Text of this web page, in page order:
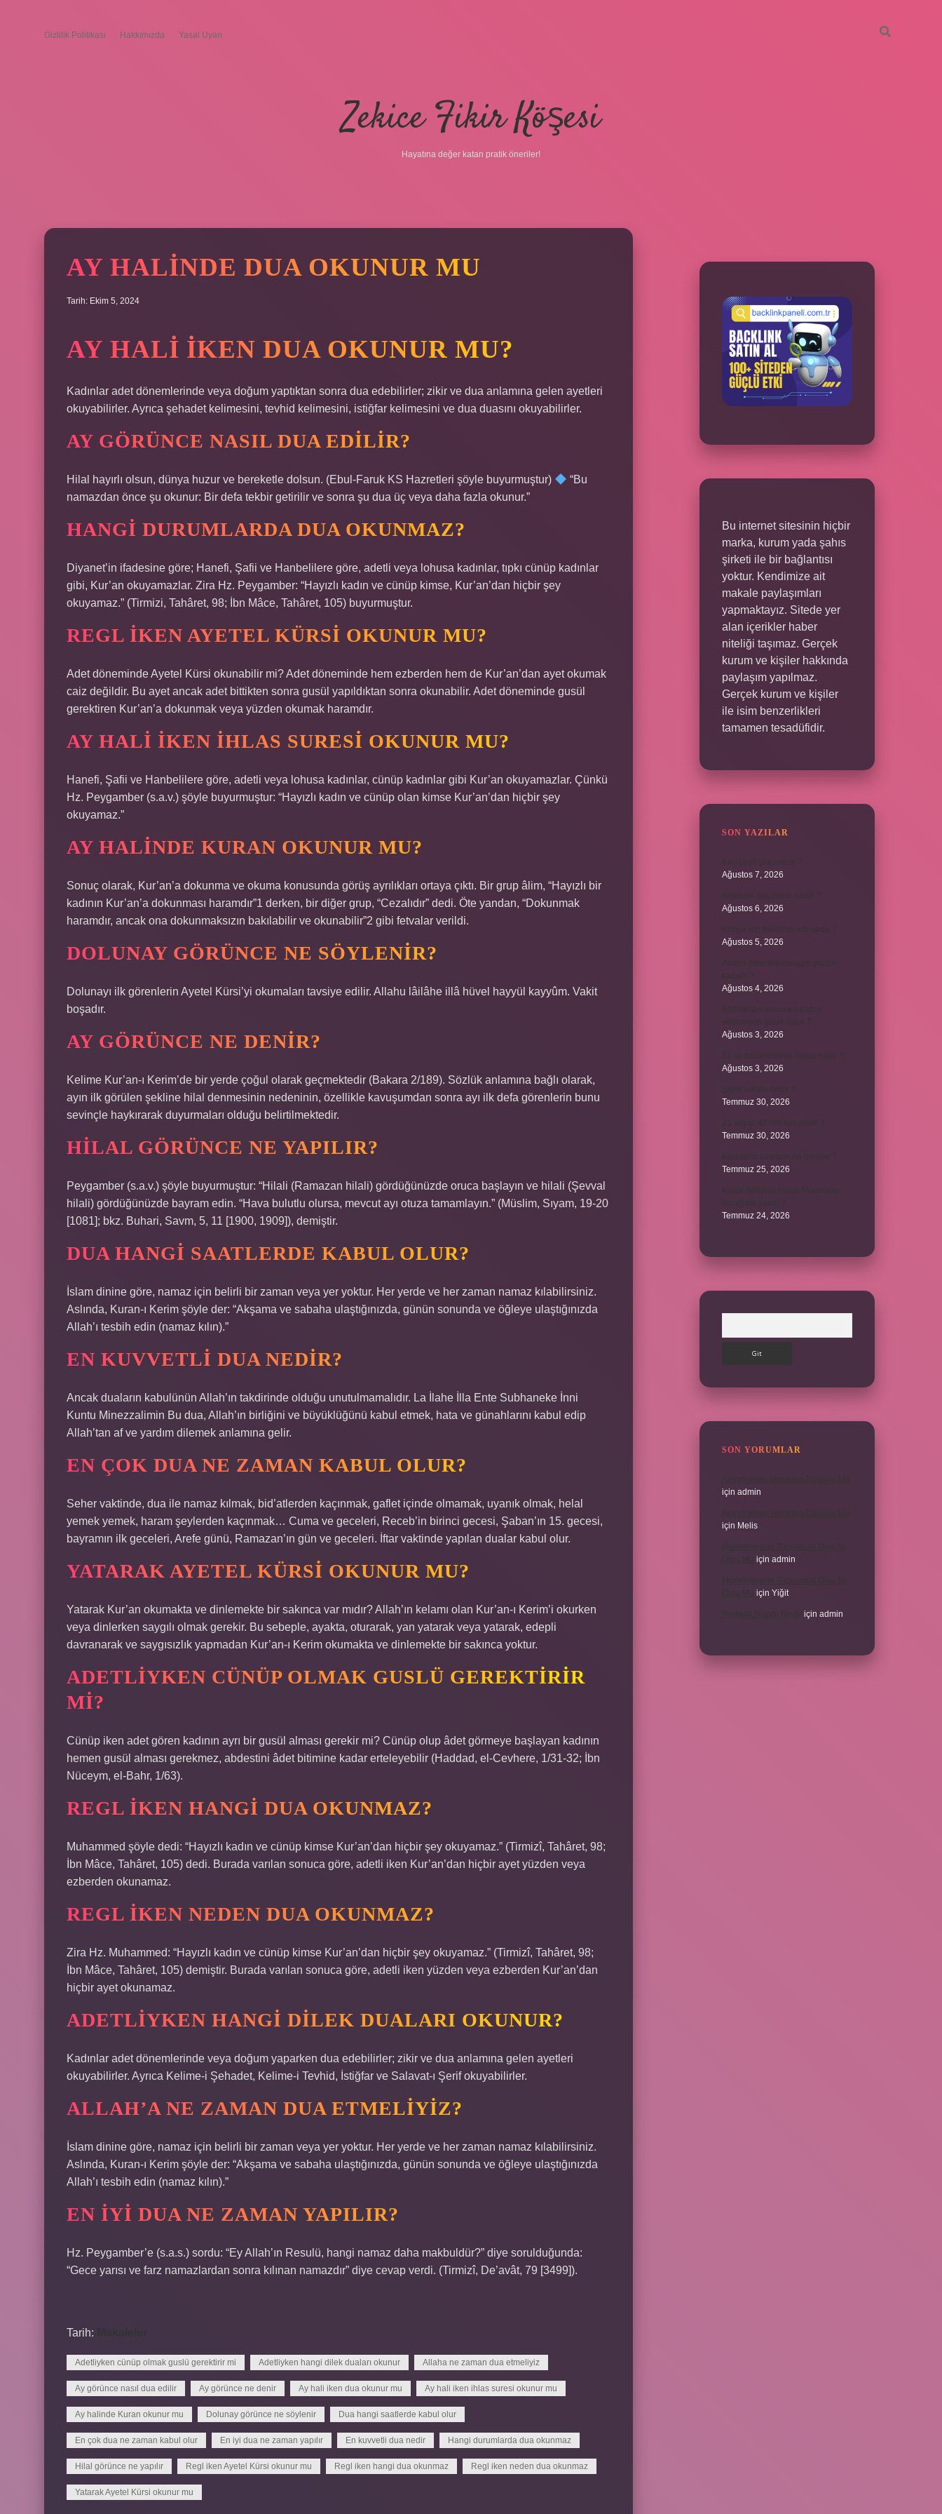
Gizlilik Politikası Hakkımızda Yasal Uyarı
Zekice Fikir Köşesi
Hayatına değer katan pratik öneriler!
AY HALINDE DUA OKUNUR MU
Tarih: Ekim 5, 2024
AY HALI IKEN DUA OKUNUR MU?
Kadınlar adet dönemlerinde veya doğum yaptıktan sonra dua edebilirler; zikir ve dua anlamına gelen ayetleri
okuyabilirler. Ayrıca şehadet kelimesini, tevhid kelimesini, istiğfar kelimesini ve dua duasını okuyabilirler.
AY GÖRÜNCE NASIL DUA EDILIR?
Hilal hayırlı olsun, dünya huzur ve bereketle dolsun. (Ebul-Faruk KS Hazretleri şöyle buyurmuştur)
“Bu
namazdan önce şu okunur: Bir defa tekbir getirilir ve sonra şu dua üç veya daha fazla okunur.”
HANGI DURUMLARDA DUA OKUNMAZ?
Diyanet’in ifadesine göre; Hanefi, Şafii ve Hanbelilere göre, adetli veya lohusa kadınlar, tıpkı cünüp kadınlar
gibi, Kur’an okuyamazlar. Zira Hz. Peygamber: “Hayızlı kadın ve cünüp kimse, Kur’an’dan hiçbir şey
okuyamaz.” (Tirmizi, Tahâret, 98; İbn Mâce, Tahâret, 105) buyurmuştur.
REGL IKEN AYETEL KÜRSI OKUNUR MU?
Adet döneminde Ayetel Kürsi okunabilir mi? Adet döneminde hem ezberden hem de Kur’an’dan ayet okumak
caiz değildir. Bu ayet ancak adet bittikten sonra gusül yapıldıktan sonra okunabilir. Adet döneminde gusül
gerektiren Kur’an’a dokunmak veya yüzden okumak haramdır.
AY HALI IKEN IHLAS SURESI OKUNUR MU?
Hanefi, Şafii ve Hanbelilere göre, adetli veya lohusa kadınlar, cünüp kadınlar gibi Kur’an okuyamazlar. Çünkü
Hz. Peygamber (s.a.v.) şöyle buyurmuştur: “Hayızlı kadın ve cünüp olan kimse Kur’an’dan hiçbir şey
okuyamaz.”
AY HALINDE KURAN OKUNUR MU?
Sonuç olarak, Kur’an’a dokunma ve okuma konusunda görüş ayrılıkları ortaya çıktı. Bir grup âlim, “Hayızlı bir
kadının Kur’an’a dokunması haramdır”1 derken, bir diğer grup, “Cezalıdır” dedi. Öte yandan, “Dokunmak
haramdır, ancak ona dokunmaksızın bakılabilir ve okunabilir”2 gibi fetvalar verildi.
DOLUNAY GÖRÜNCE NE SÖYLENIR?
Dolunayı ilk görenlerin Ayetel Kürsi’yi okumaları tavsiye edilir. Allahu lâilâhe illâ hüvel hayyül kayyûm. Vakit
boşadır.
AY GÖRÜNCE NE DENIR?
Kelime Kur’an-ı Kerim’de bir yerde çoğul olarak geçmektedir (Bakara 2/189). Sözlük anlamına bağlı olarak,
ayın ilk görülen şekline hilal denmesinin nedeninin, özellikle kavuşumdan sonra ayı ilk defa görenlerin bunu
sevinçle haykırarak duyurmaları olduğu belirtilmektedir.
HILAL GÖRÜNCE NE YAPILIR?
Peygamber (s.a.v.) şöyle buyurmuştur: “Hilali (Ramazan hilali) gördüğünüzde oruca başlayın ve hilali (Şevval
hilali) gördüğünüzde bayram edin. “Hava bulutlu olursa, mevcut ayı otuza tamamlayın.” (Müslim, Sıyam, 19-20
[1081]; bkz. Buhari, Savm, 5, 11 [1900, 1909]), demiştir.
DUA HANGI SAATLERDE KABUL OLUR?
İslam dinine göre, namaz için belirli bir zaman veya yer yoktur. Her yerde ve her zaman namaz kılabilirsiniz.
Aslında, Kuran-ı Kerim şöyle der: “Akşama ve sabaha ulaştığınızda, günün sonunda ve öğleye ulaştığınızda
Allah’ı tesbih edin (namaz kılın).”
EN KUVVETLI DUA NEDIR?
Ancak duaların kabulünün Allah’ın takdirinde olduğu unutulmamalıdır. La İlahe İlla Ente Subhaneke İnni
Kuntu Minezzalimin Bu dua, Allah’ın birliğini ve büyüklüğünü kabul etmek, hata ve günahlarını kabul edip
Allah’tan af ve yardım dilemek anlamına gelir.
EN ÇOK DUA NE ZAMAN KABUL OLUR?
Seher vaktinde, dua ile namaz kılmak, bid’atlerden kaçınmak, gaflet içinde olmamak, uyanık olmak, helal
yemek yemek, haram şeylerden kaçınmak… Cuma ve geceleri, Receb’in birinci gecesi, Şaban’ın 15. gecesi,
bayramın ilk geceleri, Arefe günü, Ramazan’ın gün ve geceleri. İftar vaktinde yapılan dualar kabul olur.
YATARAK AYETEL KÜRSI OKUNUR MU?
Yatarak Kur’an okumakta ve dinlemekte bir sakınca var mıdır? Allah’ın kelamı olan Kur’an-ı Kerim’i okurken
veya dinlerken saygılı olmak gerekir. Bu sebeple, ayakta, oturarak, yan yatarak veya yatarak, edepli
davranarak ve saygısızlık yapmadan Kur’an-ı Kerim okumakta ve dinlemekte bir sakınca yoktur.
ADETLIYKEN CÜNÜP OLMAK GUSLÜ GEREKTIRIR
MI?
Cünüp iken adet gören kadının ayrı bir gusül alması gerekir mi? Cünüp olup âdet görmeye başlayan kadının
hemen gusül alması gerekmez, abdestini âdet bitimine kadar erteleyebilir (Haddad, el-Cevhere, 1/31-32; İbn
Nüceym, el-Bahr, 1/63).
REGL IKEN HANGI DUA OKUNMAZ?
Muhammed şöyle dedi: “Hayızlı kadın ve cünüp kimse Kur’an’dan hiçbir şey okuyamaz.” (Tirmizî, Tahâret, 98;
İbn Mâce, Tahâret, 105) dedi. Burada varılan sonuca göre, adetli iken Kur’an’dan hiçbir ayet yüzden veya
ezberden okunamaz.
REGL IKEN NEDEN DUA OKUNMAZ?
Zira Hz. Muhammed: “Hayızlı kadın ve cünüp kimse Kur’an’dan hiçbir şey okuyamaz.” (Tirmizî, Tahâret, 98;
İbn Mâce, Tahâret, 105) demiştir. Burada varılan sonuca göre, adetli iken yüzden veya ezberden Kur’an’dan
hiçbir ayet okunamaz.
ADETLIYKEN HANGI DILEK DUALARI OKUNUR?
Kadınlar adet dönemlerinde veya doğum yaparken dua edebilirler; zikir ve dua anlamına gelen ayetleri
okuyabilirler. Ayrıca Kelime-i Şehadet, Kelime-i Tevhid, İstiğfar ve Salavat-ı Şerif okuyabilirler.
ALLAH’A NE ZAMAN DUA ETMELIYIZ?
İslam dinine göre, namaz için belirli bir zaman veya yer yoktur. Her yerde ve her zaman namaz kılabilirsiniz.
Aslında, Kuran-ı Kerim şöyle der: “Akşama ve sabaha ulaştığınızda, günün sonunda ve öğleye ulaştığınızda
Allah’ı tesbih edin (namaz kılın).”
EN IYI DUA NE ZAMAN YAPILIR?
Hz. Peygamber’e (s.a.s.) sordu: “Ey Allah’ın Resulü, hangi namaz daha makbuldür?” diye sorulduğunda:
“Gece yarısı ve farz namazlardan sonra kılınan namazdır” diye cevap verdi. (Tirmizî, De’avât, 79 [3499]).
Tarih:
Adetliyken cünüp olmak guslü gerektirir mi Adetliyken hangi dilek duaları okunur Allaha ne zaman dua etmeliyiz
Ay görünce nasıl dua edilir Ay görünce ne denir Ay hali iken dua okunur mu Ay hali iken ihlas suresi okunur mu
Ay halinde Kuran okunur mu Dolunay görünce ne söylenir Dua hangi saatlerde kabul olur
En çok dua ne zaman kabul olur En iyi dua ne zaman yapılır En kuvvetli dua nedir Hangi durumlarda dua okunmaz
Hilal görünce ne yapılır Regl iken Ayetel Kürsi okunur mu Regl iken hangi dua okunmaz Regl iken neden dua okunmaz
Yatarak Ayetel Kürsi okunur mu
Bu internet sitesinin hiçbir
marka, kurum yada şahıs
şirketi ile bir bağlantısı
yoktur. Kendimize ait
makale paylaşımları
yapmaktayız. Sitede yer
alan içerikler haber
niteliği taşımaz. Gerçek
kurum ve kişiler hakkında
paylaşım yapılmaz.
Gerçek kurum ve kişiler
ile isim benzerlikleri
tamamen tesadüfidir.
SON YAZILAR
Kaç çeşit şirk vardır ?
Ağustos 7, 2026
Biçimsel düşünme nedir ?
Ağustos 6, 2026
Konya’nın tatlısının adı nedir ?
Ağustos 5, 2026
Avans ödemesi maaşın yüzde
kaçıdır ?
Ağustos 4, 2026
689 hesap kanunen kabul
edilmeyen gider mıdır ?
Ağustos 3, 2026
31 ile bölünebilme kuralı nedir ?
Ağustos 3, 2026
Temmuz 30, 2026
21 sayısı 42’nin katı mıdır ?
Temmuz 30, 2026
Temmuz 25, 2026
Kartal Adliyesi hangi Marmaray
Temmuz 24, 2026
SON YORUMLAR
için admin
için Melis
için admin
için Yiğit
için admin